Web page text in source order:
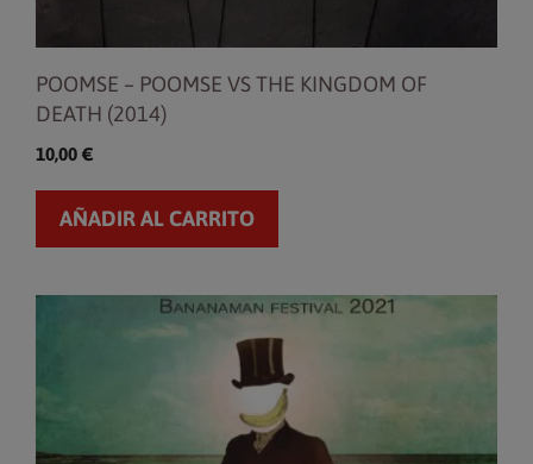
POOMSE – POOMSE VS THE KINGDOM OF
DEATH (2014)
10,00 €
AÑADIR AL CARRITO